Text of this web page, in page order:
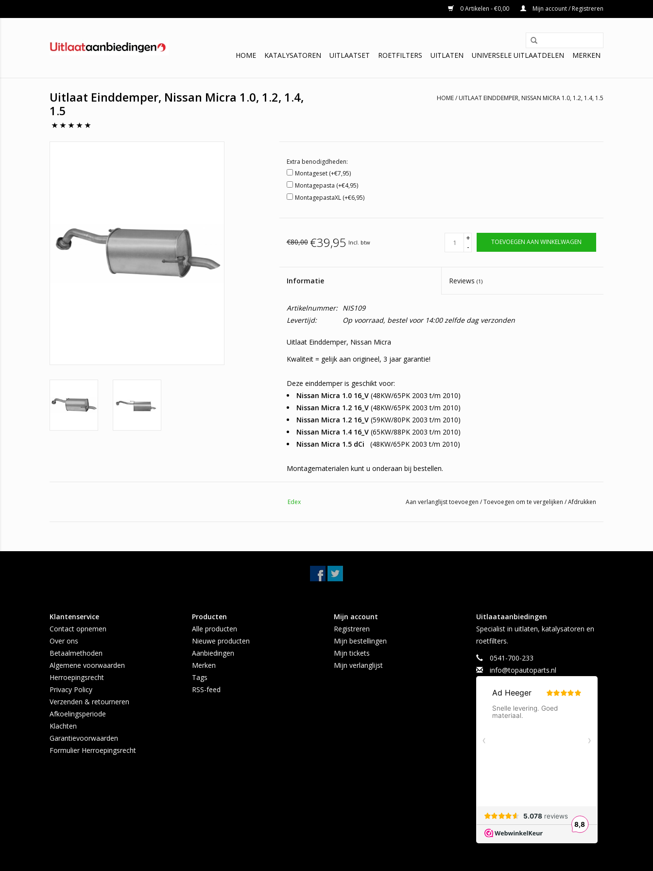
0 Artikelen - €0,00 Mijn account / Registreren
HOME KATALYSATOREN UITLAATSET ROETFILTERS UITLATEN UNIVERSELE UITLAATDELEN MERKEN
Uitlaat Einddemper, Nissan Micra 1.0, 1.2, 1.4,
1.5
HOME/ UITLAAT EINDDEMPER, NISSAN MICRA 1.0, 1.2, 1.4, 1.5
Extra benodigdheden:
Montageset (+€7,95)
Montagepasta (+€4,95)
MontagepastaXL (+€6,95)
€80,00 €39,95 Incl. btw
+
-
TOEVOEGEN AAN WINKELWAGEN
Informatie Reviews(1)
Artikelnummer:
NIS109
Levertijd:
Op voorraad, bestel voor 14:00 zelfde dag verzonden
Uitlaat Einddemper, Nissan Micra
Kwaliteit = gelijk aan origineel, 3 jaar garantie!
Deze einddemper is geschikt voor:
Nissan Micra 1.0 16_V(48KW/65PK 2003 t/m 2010)
Nissan Micra 1.2 16_V(48KW/65PK 2003 t/m 2010)
Nissan Micra 1.2 16_V(59KW/80PK 2003 t/m 2010)
Nissan Micra 1.4 16_V(65KW/88PK 2003 t/m 2010)
Nissan Micra 1.5 dCi (48KW/65PK 2003 t/m 2010)
Montagematerialen kunt u onderaan bij bestellen.
Edex Aan verlanglijst toevoegen /Toevoegen om te vergelijken /Afdrukken
Klantenservice
Contact opnemen
Over ons
Betaalmethoden
Algemene voorwaarden
Herroepingsrecht
Privacy Policy
Verzenden & retourneren
Afkoelingsperiode
Klachten
Garantievoorwaarden
Formulier Herroepingsrecht
Producten
Alle producten
Nieuwe producten
Aanbiedingen
Merken
Tags
RSS-feed
Mijn account
Registreren
Mijn bestellingen
Mijn tickets
Mijn verlanglijst
Uitlaataanbiedingen
Specialist in uitlaten, katalysatoren en
roetfilters.
0541-700-233
info@topautoparts.nl